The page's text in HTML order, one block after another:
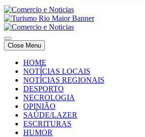
Comercio e Noticias
Notícias e Publicidade Online
Comercio e Noticias
Notícias e Publicidade Online
Close Menu
HOME
NOTÍCIAS LOCAIS
NOTÍCIAS REGIONAIS
DESPORTO
NECROLOGIA
OPINIÃO
SAÚDE/LAZER
ESCRITURAS
HUMOR